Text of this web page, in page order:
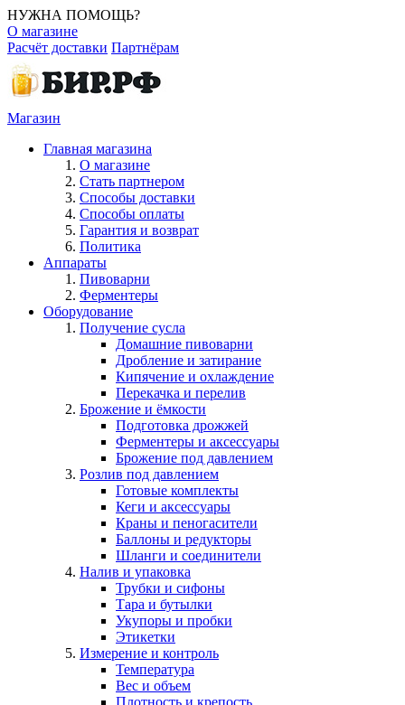
НУЖНА ПОМОЩЬ?
О магазине
Расчёт доставки Партнёрам
Магазин
Главная магазина
О магазине
Стать партнером
Способы доставки
Способы оплаты
Гарантия и возврат
Политика
Аппараты
Пивоварни
Ферментеры
Оборудование
Получение сусла
Домашние пивоварни
Дробление и затирание
Кипячение и охлаждение
Перекачка и перелив
Брожение и ёмкости
Подготовка дрожжей
Ферментеры и аксессуары
Брожение под давлением
Розлив под давлением
Готовые комплекты
Кеги и аксессуары
Краны и пеногасители
Баллоны и редукторы
Шланги и соединители
Налив и упаковка
Трубки и сифоны
Тара и бутылки
Укупоры и пробки
Этикетки
Измерение и контроль
Температура
Вес и объем
Плотность и крепость